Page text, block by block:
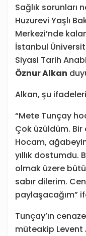
Sağlık sorunları
Huzurevi Yaşlı
Merkezi’nde
İstanbul
Siyasi Tarih
Öznur Alkan
Alkan, şu
“Mete Tunçay
Çok üzüldüm.
Hocam,
yıllık dostumdu.
olmak üzere
sabır dilerim.
paylaşacağım”
Tunçay’ın
müteakip Levent